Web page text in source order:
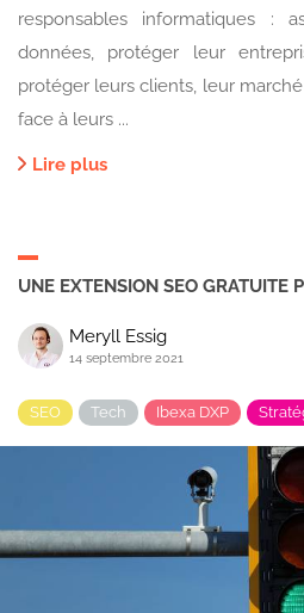
responsables informatiques :
données, protéger leur
protéger leurs clients, leur
face à leurs ...
Lire plus
UNE EXTENSION SEO GRATUITE
Meryll Essig
14 septembre 2021
SEO Tech Ibexa DXP